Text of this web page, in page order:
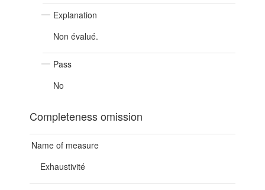
Explanation
Non évalué.
Pass
No
Completeness omission
Name of measure
Exhaustivité